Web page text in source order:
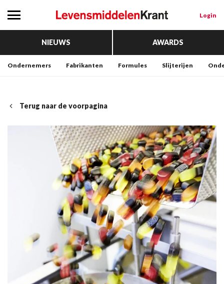
Login
NIEUWS AWARDS
Ondernemers Fabrikanten Formules Slijterijen
Terug naar de voorpagina